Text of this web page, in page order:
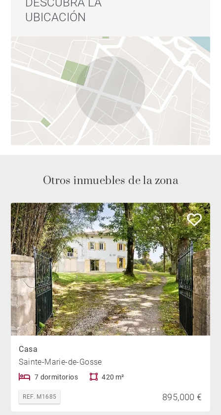
UBICACIÓN
Otros inmuebles de la zona
Casa
Sainte-Marie-de-Gosse
7 dormitorios 420 m²
REF. M1685 895,000 €